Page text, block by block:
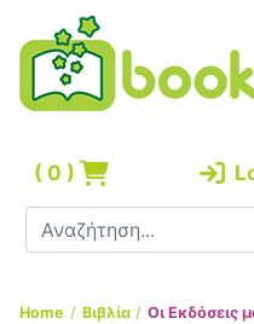
( 0 )
Home Βιβλία Οι Εκδόσεις